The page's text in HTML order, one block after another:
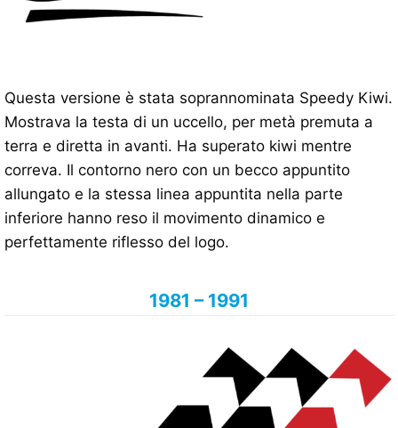
Questa versione è stata soprannominata Speedy Kiwi.
Mostrava la testa di un uccello, per metà premuta a
terra e diretta in avanti. Ha superato kiwi mentre
correva. Il contorno nero con un becco appuntito
allungato e la stessa linea appuntita nella parte
inferiore hanno reso il movimento dinamico e
perfettamente riflesso del logo.
1981 – 1991